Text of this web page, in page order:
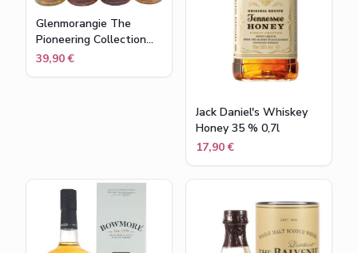
Glenmorangie The
Pioneering Collection
Miniaturenset (4x10cl)
39,90 €
Jack Daniel's Whiskey
Honey 35 % 0,7l
17,90 €